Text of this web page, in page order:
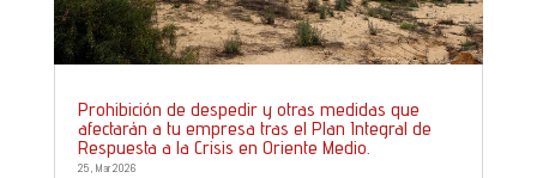
Prohibición de despedir y otras medidas que
afectarán a tu empresa tras el Plan Integral de
Respuesta a la Crisis en Oriente Medio.
25, Mar 2026